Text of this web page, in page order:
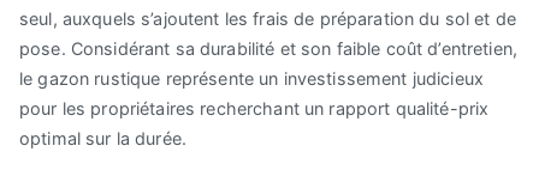
seul, auxquels s’ajoutent les frais de préparation du sol et de
pose. Considérant sa durabilité et son faible coût d’entretien,
le gazon rustique représente un investissement judicieux
pour les propriétaires recherchant un rapport qualité-prix
optimal sur la durée.